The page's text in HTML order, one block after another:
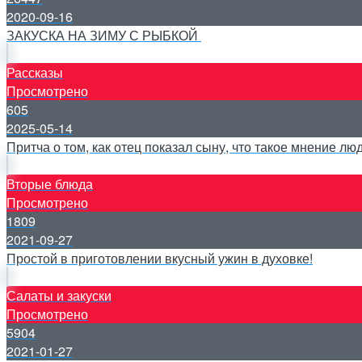
2020-09-16
ЗАКУСКА НА ЗИМУ С РЫБКОЙ
Рассказы
Просмотрено
605
2025-05-14
Притча о том, как отец показал сыну, что такое мнение
Вторые блюда
Просмотрено
1809
2021-09-27
Простой в приготовлении вкусный ужин в духовке!
Салаты и закуски
Просмотрено
5904
2021-01-27